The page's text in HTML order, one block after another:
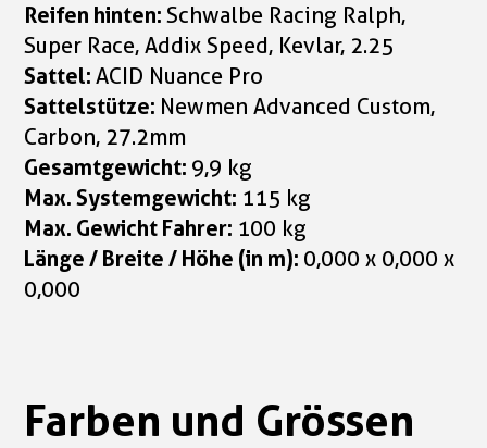
Reifen hinten:Schwalbe Racing Ralph,
Super Race, Addix Speed, Kevlar, 2.25
Sattel:ACID Nuance Pro
Sattelstütze: Newmen Advanced Custom,
Carbon, 27.2mm
Gesamtgewicht: 9,9 kg
Max. Systemgewicht: 115 kg
Max. Gewicht Fahrer: 100 kg
Länge / Breite / Höhe (in m): 0,000 x 0,000 x
0,000
Farben und Grössen